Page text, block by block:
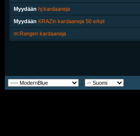
Myydään hj:kardaaneja
Myydään KRAZin kardaaneja 50 e/kpl
m:Rangen kardaaneja